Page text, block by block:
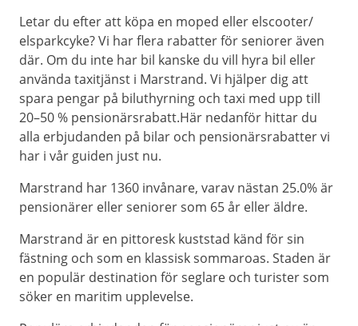
Letar du efter att köpa en moped eller elscooter/
elsparkcyke? Vi har flera rabatter för seniorer även
där. Om du inte har bil kanske du vill hyra bil eller
använda taxitjänst i Marstrand. Vi hjälper dig att
spara pengar på biluthyrning och taxi med upp till
20–50 % pensionärsrabatt.Här nedanför hittar du
alla erbjudanden på bilar och pensionärsrabatter vi
har i vår guiden just nu.
Marstrand har 1360 invånare, varav nästan 25.0% är
pensionärer eller seniorer som 65 år eller äldre.
Marstrand är en pittoresk kuststad känd för sin
fästning och som en klassisk sommaroas. Staden är
en populär destination för seglare och turister som
söker en maritim upplevelse.